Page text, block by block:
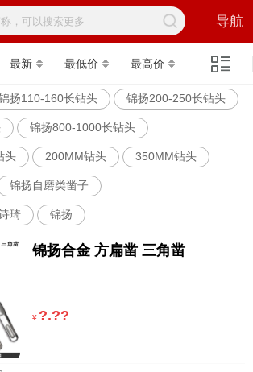
导航
最新 最低价 最高价
扬110-160长钻头 锦扬200-250长钻头
锦扬800-1000长钻头
头 200MM钻头 350MM钻头
锦扬自磨类凿子
琦 锦扬
锦扬合金 方扁凿 三角凿
¥ ?.??